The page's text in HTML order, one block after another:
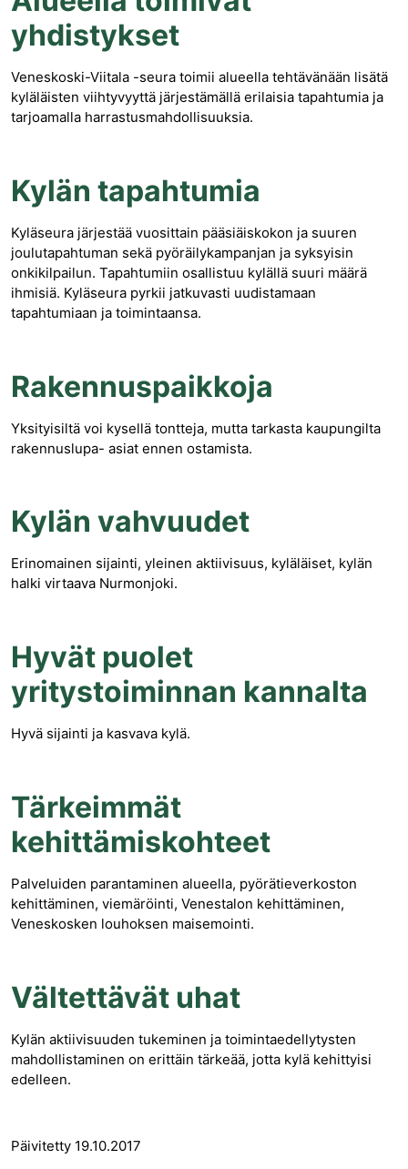
yhdistykset
Veneskoski-Viitala -seura toimii alueella tehtävänään lisätä
kyläläisten viihtyvyyttä järjestämällä erilaisia tapahtumia ja
tarjoamalla harrastusmahdollisuuksia.
Kylän tapahtumia
Kyläseura järjestää vuosittain pääsiäiskokon ja suuren
joulutapahtuman sekä pyöräilykampanjan ja syksyisin
onkikilpailun. Tapahtumiin osallistuu kylällä suuri määrä
ihmisiä. Kyläseura pyrkii jatkuvasti uudistamaan
tapahtumiaan ja toimintaansa.
Rakennuspaikkoja
Yksityisiltä voi kysellä tontteja, mutta tarkasta kaupungilta
rakennuslupa- asiat ennen ostamista.
Kylän vahvuudet
Erinomainen sijainti, yleinen aktiivisuus, kyläläiset, kylän
halki virtaava Nurmonjoki.
Hyvät puolet
yritystoiminnan kannalta
Hyvä sijainti ja kasvava kylä.
Tärkeimmät
kehittämiskohteet
Palveluiden parantaminen alueella, pyörätieverkoston
kehittäminen, viemäröinti, Venestalon kehittäminen,
Veneskosken louhoksen maisemointi.
Vältettävät uhat
Kylän aktiivisuuden tukeminen ja toimintaedellytysten
mahdollistaminen on erittäin tärkeää, jotta kylä kehittyisi
edelleen.
Päivitetty 19.10.2017